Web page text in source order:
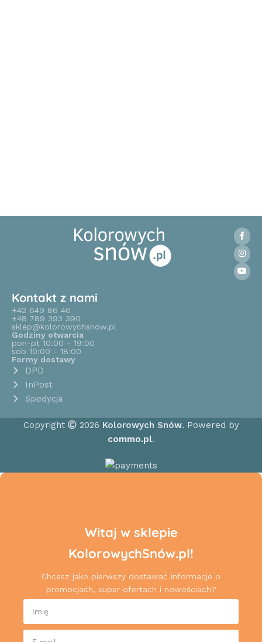
Kontakt z nami
+42 649 86 46
+48 789 393 390
sklep@kolorowychsnow.pl
Godziny otwarcia
pon-pt 10:00 - 19:00
sob 10:00 - 18:00
Formy dostawy
DPD
InPost
Spedycja
Copyright 2026 Kolorowych Snów. Powered by
commo.pl.
Witaj w sklepie
KolorowychSnów.pl!
Chcesz jako pierwszy dostawać informacje o
promocjach, super ofertach i nowościach?